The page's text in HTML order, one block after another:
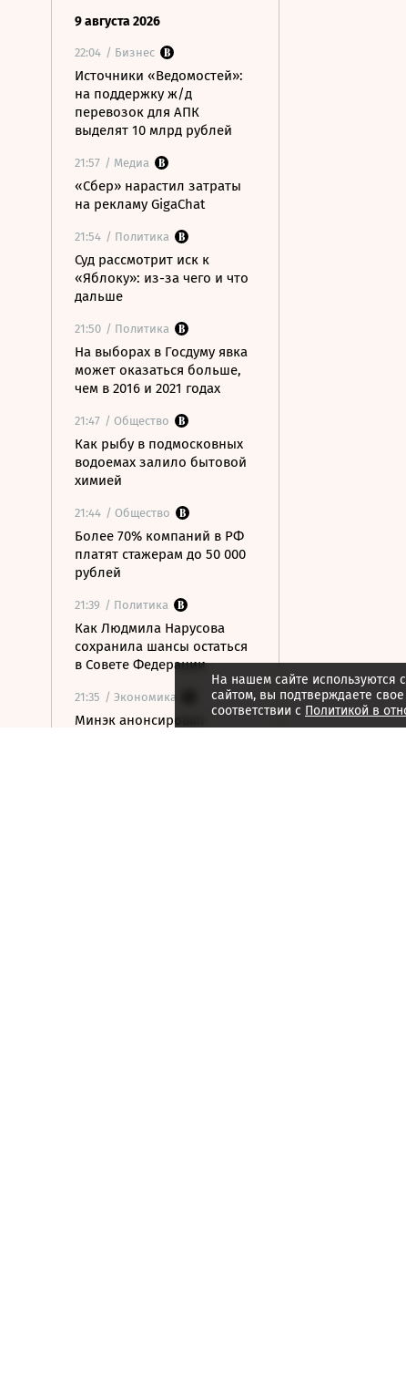
9 августа 2026
22:04 / Бизнес
Источники «Ведомостей»:
на поддержку ж/д
перевозок для АПК
выделят 10 млрд рублей
21:57 / Медиа
«Сбер» нарастил затраты
на рекламу GigaChat
21:54 / Политика
Суд рассмотрит иск к
«Яблоку»: из-за чего и что
дальше
21:50 / Политика
На выборах в Госдуму явка
может оказаться больше,
чем в 2016 и 2021 годах
21:47 / Общество
Как рыбу в подмосковных
водоемах залило бытовой
химией
21:44 / Общество
Более 70% компаний в РФ
платят стажерам до 50 000
рублей
21:39 / Политика
Как Людмила Нарусова
сохранила шансы остаться
в Совете Федерации
21:35 / Экономика
Минэк анонсировал
На нашем сайте используются
сайтом, вы подтверждаете свое
соответствии с Политикой в